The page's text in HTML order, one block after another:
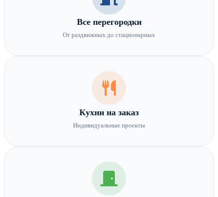
Все перегородки
От раздвижных до стационарных
Кухни на заказ
Индивидуальные проекты